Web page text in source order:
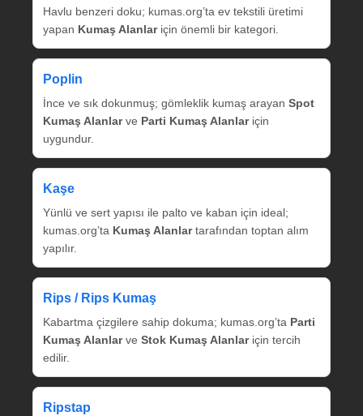
Havlu benzeri doku; kumas.org’ta ev tekstili üretimi
yapan Kumaş Alanlariçin önemli bir kategori.
Poplin
İnce ve sık dokunmuş; gömleklik kumaş arayan Spot
Kumaş Alanlarve Parti Kumaş Alanlariçin
uygundur.
Kaşe
Yünlü ve sert yapısı ile palto ve kaban için ideal;
kumas.org’ta Kumaş Alanlartarafından toptan alım
yapılır.
Rips / Rips Kumaş
Kabartma çizgilere sahip dokuma; kumas.org’ta Parti
Kumaş Alanlarve Stok Kumaş Alanlariçin tercih
edilir.
Ripstap